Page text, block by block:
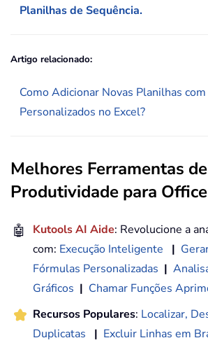
Planilhas de Sequência.
Artigo relacionado:
Como Adicionar Novas Planilhas
Personalizados no Excel?
Melhores Ferramentas de
Produtividade para Office
🤖 Kutools AI Aide: Revolucione a
com: Execução Inteligente |
Fórmulas Personalizadas |
Gráficos | Chamar Funções
Recursos Populares: Localizar,
Duplicatas
| Excluir Linhas em